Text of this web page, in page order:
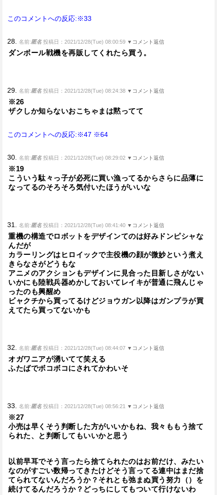
このコメントへの反応:※33
28. 名前:匿名 投稿日：2021/12/28(Tue) 08:00:59 ▼コメント返信
ダンボール戦機を再販してくれたら買う。
29. 名前:匿名 投稿日：2021/12/28(Tue) 08:24:38 ▼コメント返信
※26
ザクしか知らないおこちゃまは黙ってて
このコメントへの反応:※47 ※64
30. 名前:匿名 投稿日：2021/12/28(Tue) 08:29:02 ▼コメント返信
※19
こういう駄々っ子が必死に買い漁ってるからさらに品薄に
なってるのそろそろ気付いたほうがいいな
31. 名前:匿名 投稿日：2021/12/28(Tue) 08:41:40 ▼コメント返信
重機の構造でロボットをデザインてのは好みドンピシャな
んだが
カラーリングはヒロイックで主役機の顔が微妙という煮え
きらなさがどうもな
アニメのアクションもデザインに見合った目新しさがない
いかにも陸戦兵器めかしておいてレイキが普通に飛んじゃ
ったのも興醒め
ビャクチから買ってるけどジョウガン以降はガンプラが買
えてたら買ってないかも
32. 名前:匿名 投稿日：2021/12/28(Tue) 08:44:07 ▼コメント返信
オガワニアが湧いてて笑える
ふたばでボコボコにされてかわいそ
33. 名前:匿名 投稿日：2021/12/28(Tue) 08:56:21 ▼コメント返信
※27
小売は早くそう判断した方がいいかもね、我々ももう捨て
られた、と判断してもいいかと思う
以前早耳でそう言ったら捨てられたのはお前だけ、みたい
なのがすごい数帰ってきたけどそう言ってる連中はまだ捨
てられてないんだろうか？それとも弛まぬ買う努力（）を
続けてるんだろうか？どっちにしてもついて行けないわ